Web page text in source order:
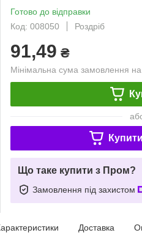
Готово до відправки
Код: 008050
Роздріб
91,49 ₴
Мінімальна сума замовлення
Що таке купити з Пром?
Замовлення під захистом
Доставка